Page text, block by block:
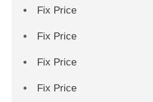
Fix Price
Fix Price
Fix Price
Fix Price